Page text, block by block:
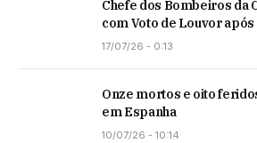
Chefe dos Bombeiros da
com Voto de Louvor
17/07/26 - 0:13
Onze mortos e oito
em Espanha
10/07/26 - 10:14